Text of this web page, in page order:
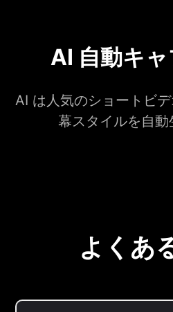
AI 自動キ
AI は人気のショートビ
幕スタイルを自動
よくあ